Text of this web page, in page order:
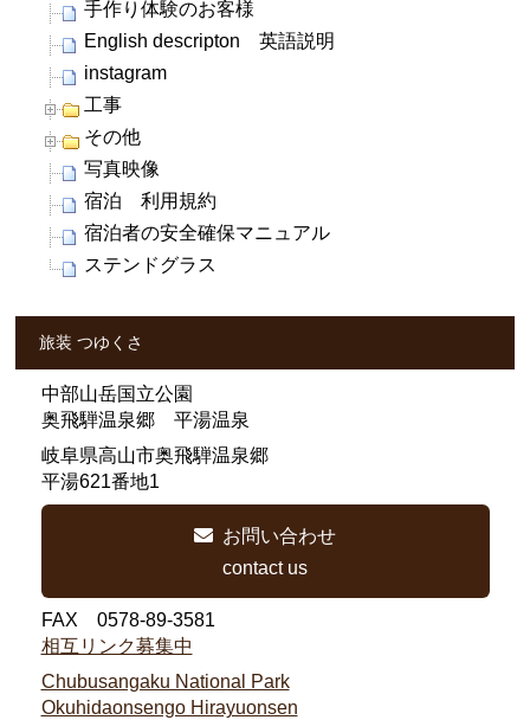
手作り体験のお客様
English descripton 英語説明
instagram
工事
その他
写真映像
宿泊 利用規約
宿泊者の安全確保マニュアル
ステンドグラス
旅装 つゆくさ
中部山岳国立公園
奥飛騨温泉郷 平湯温泉
岐阜県高山市奥飛騨温泉郷
平湯621番地1
お問い合わせ
contact us
FAX 0578-89-3581
相互リンク募集中
Chubusangaku National Park
Okuhidaonsengo Hirayuonsen